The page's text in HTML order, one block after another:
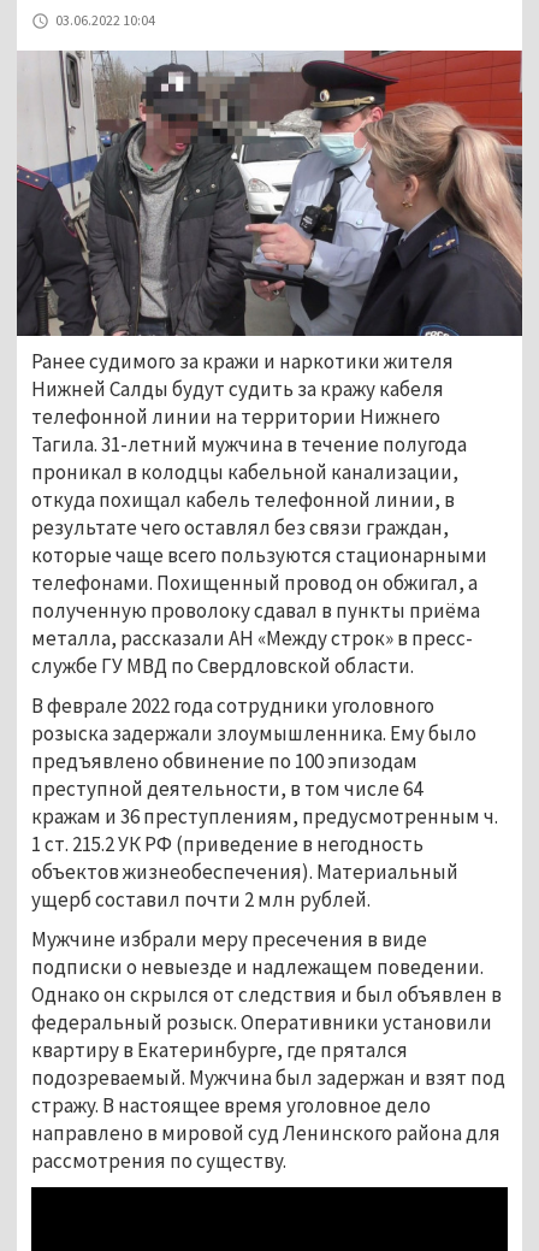
03.06.2022 10:04
Ранее судимого за кражи и наркотики жителя
Нижней Салды будут судить за кражу кабеля
телефонной линии на территории Нижнего
Тагила. 31-летний мужчина в течение полугода
проникал в колодцы кабельной канализации,
откуда похищал кабель телефонной линии, в
результате чего оставлял без связи граждан,
которые чаще всего пользуются стационарными
телефонами. Похищенный провод он обжигал, а
полученную проволоку сдавал в пункты приёма
металла, рассказали АН «Между строк» в пресс-
службе ГУ МВД по Свердловской области.
В феврале 2022 года сотрудники уголовного
розыска задержали злоумышленника. Ему было
предъявлено обвинение по 100 эпизодам
преступной деятельности, в том числе 64
кражам и 36 преступлениям, предусмотренным ч.
1 ст. 215.2 УК РФ (приведение в негодность
объектов жизнеобеспечения). Материальный
ущерб составил почти 2 млн рублей.
Мужчине избрали меру пресечения в виде
подписки о невыезде и надлежащем поведении.
Однако он скрылся от следствия и был объявлен в
федеральный розыск. Оперативники установили
квартиру в Екатеринбурге, где прятался
подозреваемый. Мужчина был задержан и взят под
стражу. В настоящее время уголовное дело
направлено в мировой суд Ленинского района для
рассмотрения по существу.